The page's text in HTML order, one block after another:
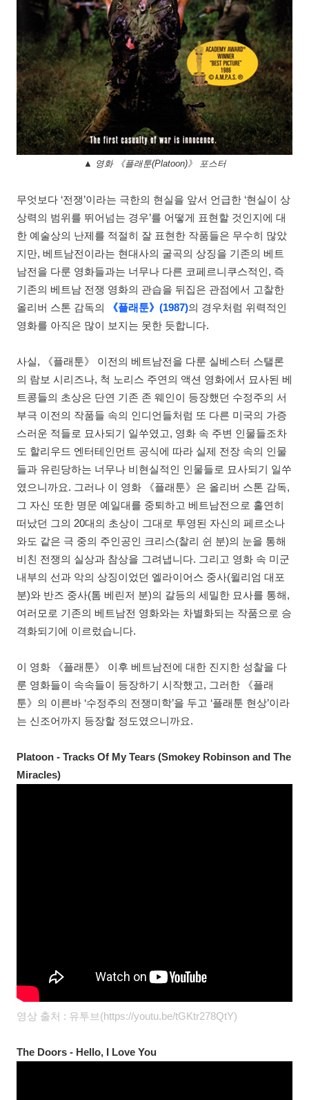
▲ 영화 《플래툰(Platoon)》 포스터
무엇보다 ‘전쟁’이라는 극한의 현실을 앞서 언급한 ‘현실이 상
상력의 범위를 뛰어넘는 경우’를 어떻게 표현할 것인지에 대
한 예술상의 난제를 적절히 잘 표현한 작품들은 무수히 많았
지만, 베트남전이라는 현대사의 굴곡의 상징을 기존의 베트
남전을 다룬 영화들과는 너무나 다른 코페르니쿠스적인, 즉
기존의 베트남 전쟁 영화의 관습을 뒤집은 관점에서 고찰한
올리버 스톤 감독의
《플래툰》(1987)의 경우처럼 위력적인
영화를 아직은 많이 보지는 못한 듯합니다.
사실, 《플래툰》 이전의 베트남전을 다룬 실베스터 스탤론
의 람보 시리즈나, 척 노리스 주연의 액션 영화에서 묘사된 베
트콩들의 초상은 단연 기존 존 웨인이 등장했던 수정주의 서
부극 이전의 작품들 속의 인디언들처럼 또 다른 미국의 가증
스러운 적들로 묘사되기 일쑤였고, 영화 속 주변 인물들조차
도 할리우드 엔터테인먼트 공식에 따라 실제 전장 속의 인물
들과 유린당하는 너무나 비현실적인 인물들로 묘사되기 일쑤
였으니까요. 그러나 이 영화 《플래툰》은 올리버 스톤 감독,
그 자신 또한 명문 예일대를 중퇴하고 베트남전으로 홀연히
떠났던 그의 20대의 초상이 그대로 투영된 자신의 페르소나
와도 같은 극 중의 주인공인 크리스(찰리 쉰 분)의 눈을 통해
비친 전쟁의 실상과 참상을 그려냅니다. 그리고 영화 속 미군
내부의 선과 악의 상징이었던 엘라이어스 중사(윌리엄 대포
분)와 반즈 중사(톰 베린저 분)의 갈등의 세밀한 묘사를 통해,
여러모로 기존의 베트남전 영화와는 차별화되는 작품으로 승
격화되기에 이르렀습니다.
이 영화 《플래툰》 이후 베트남전에 대한 진지한 성찰을 다
룬 영화들이 속속들이 등장하기 시작했고, 그러한 《플래
툰》의 이른바 ‘수정주의 전쟁미학’을 두고 ‘플래툰 현상’이라
는 신조어까지 등장할 정도였으니까요.
Platoon - Tracks Of My Tears (Smokey Robinson and The
Miracles)
영상 출처 : 유투브(https://youtu.be/tGKtr278QtY)
The Doors - Hello, I Love You